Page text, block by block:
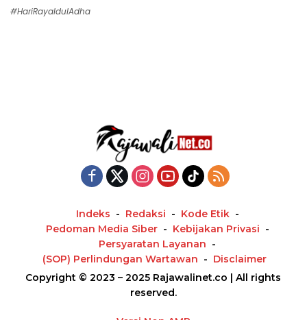
#HariRayaIdulAdha
Indeks Redaksi
Kode Etik
Pedoman Media Siber
Kebijakan Privasi
Persyaratan Layanan
(SOP) Perlindungan Wartawan
Disclaimer
Copyright © 2023 – 2025 Rajawalinet.co | All rights
reserved.